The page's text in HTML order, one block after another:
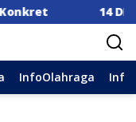
14 DPC Terima
InfoOlahraga